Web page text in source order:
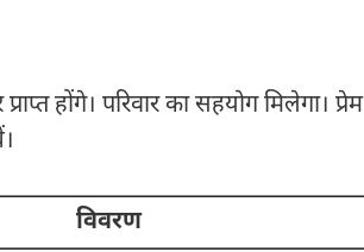
होंगे। परिवार का सहयोग मिलेगा। प्रेम
विवरण